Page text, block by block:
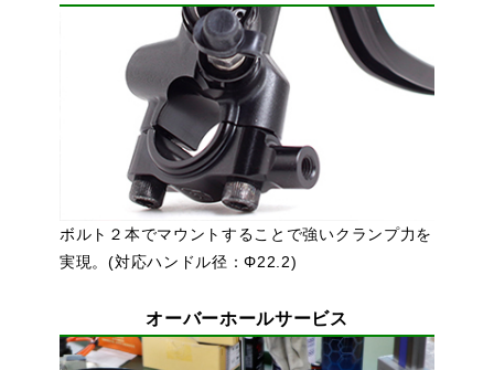
ボルト２本でマウントすることで強いクランプ力を
実現。(対応ハンドル径：Φ22.2)
オーバーホールサービス